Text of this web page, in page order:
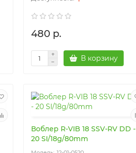
480 р.
В корзину
Воблер R-VIB 18 SSV-RV DD -
20 SI/18g/80mm